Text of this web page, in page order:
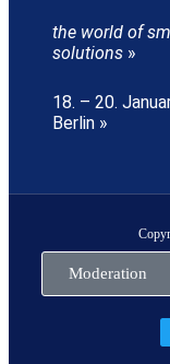
the world of
solutions »
18. – 20.
Berlin »
Moderation